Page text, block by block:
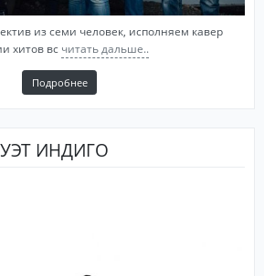
из семи человек, исполняем кавер
хитов вс читать дальше..
Подробнее
ИНДИГО